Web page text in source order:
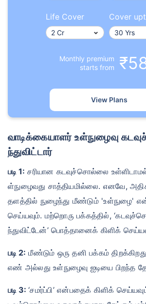
Life Cover Cover
Monthly premium
starts from
View Plans
வாடிக்கையாளர் உள்நுழைவு கடவுச்சொல்லை மற
ந்துவிட்டார்
படி 1: சரியான கடவுச்சொல்லை
ள்நுழைவது சாத்தியமில்லை. எனவே,
தளத்தில் நுழைந்து மீண்டும் 'உள்நுழை'
செய்யவும். மற்றொரு பக்கத்தில்,
ந்துவிட்டேன்’ பொத்தானைக் கிளிக்
படி 2: மீண்டும் ஒரு தனி பக்கம்
எண் அல்லது உள்நுழைவு ஐடியை பிறந்த
படி 3: ‘சமர்ப்பி’ என்பதைக் கிளிக்